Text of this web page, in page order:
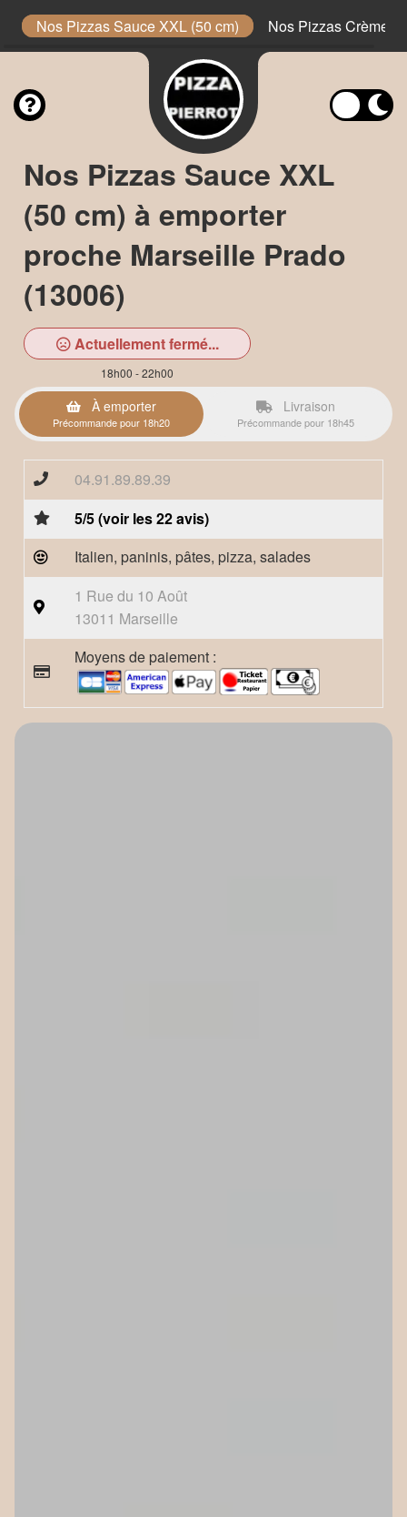
Nos Pizzas Sauce XXL (50 cm) Nos Pizzas Crème
Nos Pizzas Sauce XXL
(50 cm) à emporter
proche Marseille Prado
(13006)
Actuellement fermé...
18h00 - 22h00
À emporter
Précommande pour 18h20
Livraison
Précommande pour 18h45
04.91.89.89.39
5/5 (voir les 22 avis)
Italien, paninis, pâtes, pizza, salades
1 Rue du 10 Août
13011 Marseille
Moyens de paiement :